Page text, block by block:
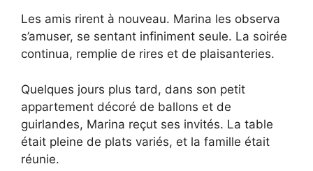
Les amis rirent à nouveau. Marina les observa
s’amuser, se sentant infiniment seule. La soirée
continua, remplie de rires et de plaisanteries.
Quelques jours plus tard, dans son petit
appartement décoré de ballons et de
guirlandes, Marina reçut ses invités. La table
était pleine de plats variés, et la famille était
réunie.